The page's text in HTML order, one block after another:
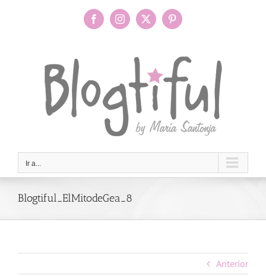
FacebookInstagram
X Pinterest
Ir a...
Blogtiful_ElMitodeGea_8
Anterior